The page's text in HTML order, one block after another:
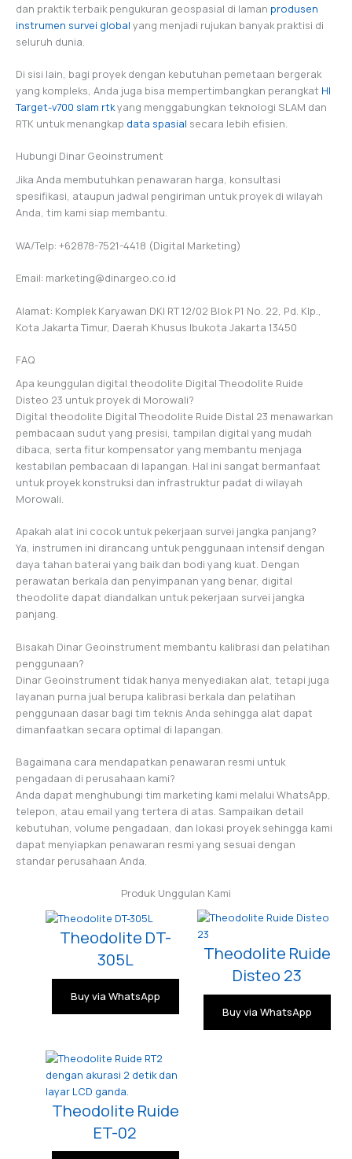
dan praktik terbaik pengukuran geospasial di laman produsen
instrumen survei global yang menjadi rujukan banyak praktisi di
seluruh dunia.
Di sisi lain, bagi proyek dengan kebutuhan pemetaan bergerak
yang kompleks, Anda juga bisa mempertimbangkan perangkat HI
Target-v700 slam rtkyang menggabungkan teknologi SLAM dan
RTK untuk menangkap data spasial secara lebih efisien.
Hubungi Dinar Geoinstrument
Jika Anda membutuhkan penawaran harga, konsultasi
spesifikasi, ataupun jadwal pengiriman untuk proyek di wilayah
Anda, tim kami siap membantu.
WA/Telp: +62878-7521-4418 (Digital Marketing)
Email: marketing@dinargeo.co.id
Alamat: Komplek Karyawan DKI RT 12/02 Blok P1 No. 22, Pd. Klp.,
Kota Jakarta Timur, Daerah Khusus Ibukota Jakarta 13450
FAQ
Apa keunggulan digital theodolite Digital Theodolite Ruide
Disteo 23 untuk proyek di Morowali?
Digital theodolite Digital Theodolite Ruide Distal 23 menawarkan
pembacaan sudut yang presisi, tampilan digital yang mudah
dibaca, serta fitur kompensator yang membantu menjaga
kestabilan pembacaan di lapangan. Hal ini sangat bermanfaat
untuk proyek konstruksi dan infrastruktur padat di wilayah
Morowali.
Apakah alat ini cocok untuk pekerjaan survei jangka panjang?
Ya, instrumen ini dirancang untuk penggunaan intensif dengan
daya tahan baterai yang baik dan bodi yang kuat. Dengan
perawatan berkala dan penyimpanan yang benar, digital
theodolite dapat diandalkan untuk pekerjaan survei jangka
panjang.
Bisakah Dinar Geoinstrument membantu kalibrasi dan pelatihan
penggunaan?
Dinar Geoinstrument tidak hanya menyediakan alat, tetapi juga
layanan purna jual berupa kalibrasi berkala dan pelatihan
penggunaan dasar bagi tim teknis Anda sehingga alat dapat
dimanfaatkan secara optimal di lapangan.
Bagaimana cara mendapatkan penawaran resmi untuk
pengadaan di perusahaan kami?
Anda dapat menghubungi tim marketing kami melalui WhatsApp,
telepon, atau email yang tertera di atas. Sampaikan detail
kebutuhan, volume pengadaan, dan lokasi proyek sehingga kami
dapat menyiapkan penawaran resmi yang sesuai dengan
standar perusahaan Anda.
Produk Unggulan Kami
Theodolite DT-
305L
Buy via WhatsApp
Theodolite Ruide
Disteo 23
Buy via WhatsApp
Theodolite Ruide
ET-02